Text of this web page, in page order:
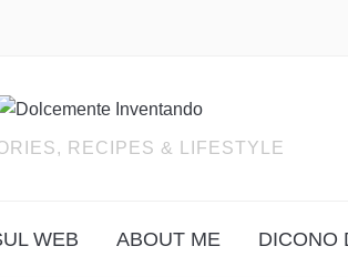
RECIPES & LIFESTYLE
WEB ABOUT ME DICONO